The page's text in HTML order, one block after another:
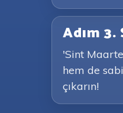
Adım
'Sint
hem de
çıkarın!